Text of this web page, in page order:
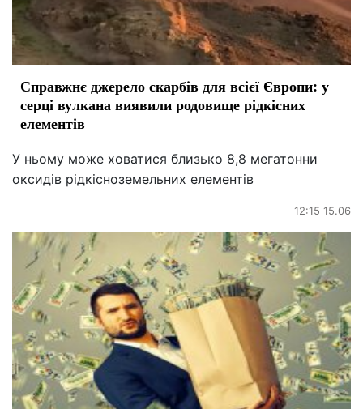
Справжнє джерело скарбів для всієї Європи: у
серці вулкана виявили родовище рідкісних
елементів
У ньому може ховатися близько 8,8 мегатонни
оксидів рідкісноземельних елементів
12:15 15.06